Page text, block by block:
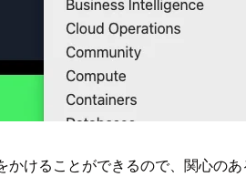
けることができるので、関心の